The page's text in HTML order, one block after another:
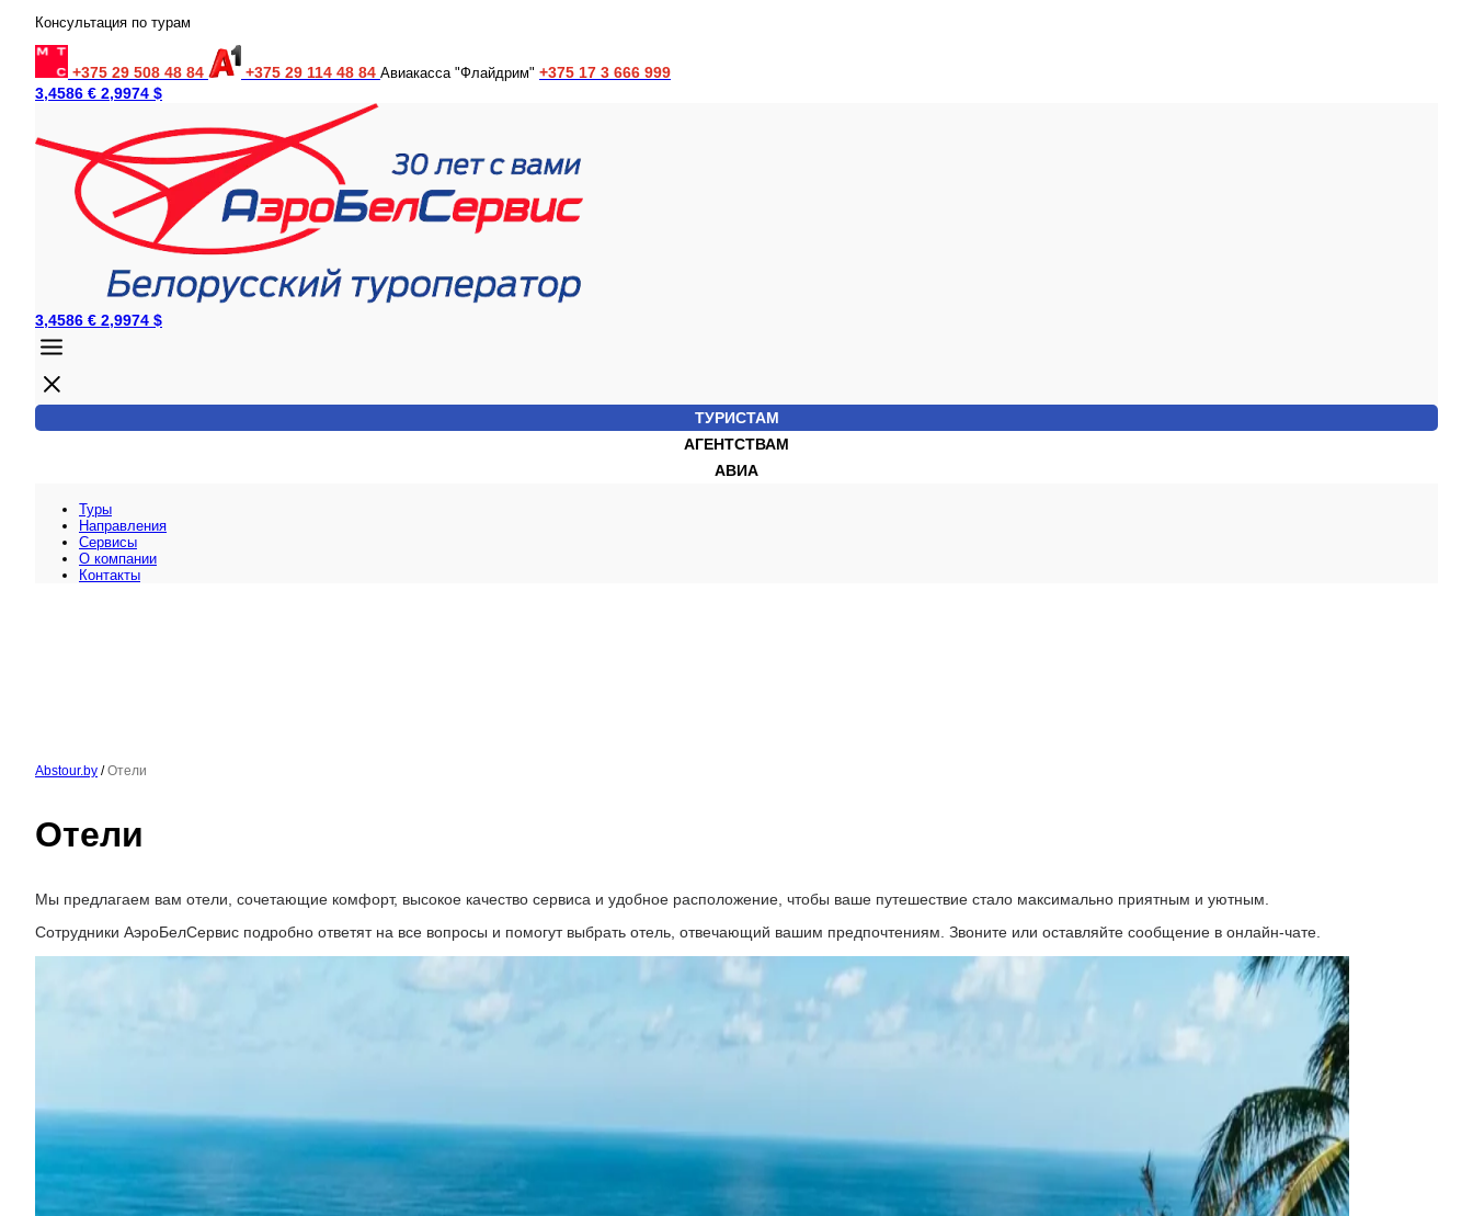
Консультация по турам
+375 29 508 48 84 +375 29 114 48 84 Авиакасса "Флайдрим" +375 17 3 666 999
3,4586 € 2,9974 $
3,4586 € 2,9974 $
ТУРИСТАМ
АГЕНТСТВАМ
АВИА
Туры
Направления
Сервисы
O компании
Контакты
Abstour.by / Отели
Отели
Мы предлагаем вам отели, сочетающие комфорт, высокое качество сервиса и удобное расположение, чтобы ваше путешествие стало максимально приятным и уютным.
Сотрудники АэроБелСервис подробно ответят на все вопросы и помогут выбрать отель, отвечающий вашим предпочтениям. Звоните или оставляйте сообщение в онлайн-чате.